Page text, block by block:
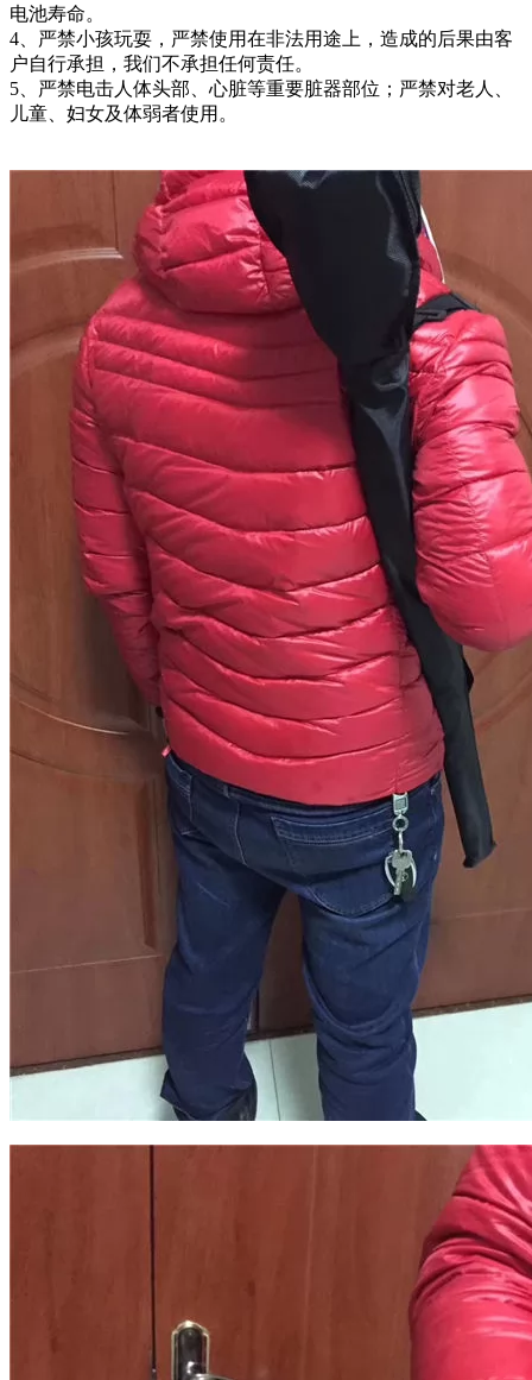
电池寿命。
4、严禁小孩玩耍，严禁使用在非法用途上，造成的后果由客
户自行承担，我们不承担任何责任。
5、严禁电击人体头部、心脏等重要脏器部位；严禁对老人、
儿童、妇女及体弱者使用。